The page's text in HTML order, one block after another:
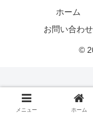
ホーム
お問い合わせ
©
メニュー ホーム